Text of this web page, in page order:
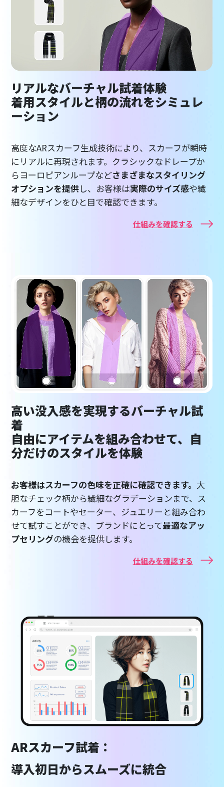
リアルなバーチャル試着体験
着用スタイルと柄の流れをシミュレ
ーション
高度なARスカーフ生成技術により、スカーフが瞬時
にリアルに再現されます。クラシックなドレープか
らヨーロピアンループなどさまざまなスタイリング
オプションを提供し、お客様は実際のサイズ感や繊
細なデザインをひと目で確認できます。
仕組みを確認する
高い没入感を実現するバーチャル試
着
自由にアイテムを組み合わせて、自
分だけのスタイルを体験
お客様はスカーフの色味を正確に確認できます。 大
胆なチェック柄から繊細なグラデーションまで、ス
カーフをコートやセーター、ジュエリーと組み合わ
せて試すことができ、ブランドにとって最適なアッ
プセリングの機会を提供します。
仕組みを確認する
ARスカーフ試着：
導入初日からスムーズに統合